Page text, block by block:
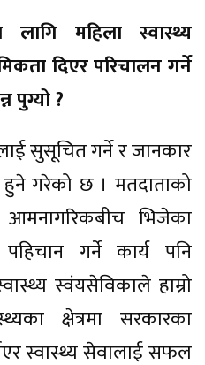
लागि महिला स्वास्थ्य
दिएर परिचालन गर्ने
पुग्यो ?
सुसूचित गर्ने र जानकार
गरेको छ । मतदाताको
भिजेका
गर्ने कार्य पनि
स्वंयसेविकाले हाम्रो
क्षेत्रमा सरकारका
स्वास्थ्य सेवालाई सफल